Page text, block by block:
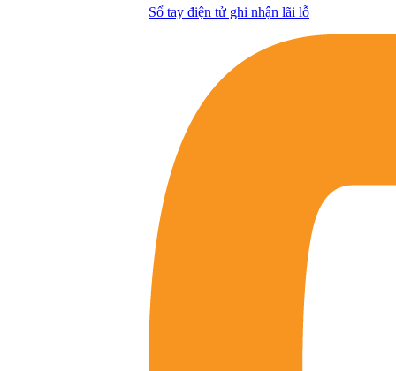
Sổ tay điện tử ghi nhận lãi lỗ